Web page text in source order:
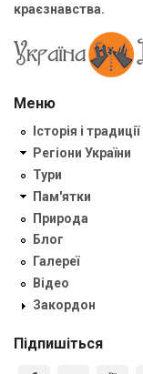
краєзнавства.
Меню
Історія і традиції
Регіони України
Тури
Пам'ятки
Природа
Блог
Галереї
Відео
Закордон
Підпишіться